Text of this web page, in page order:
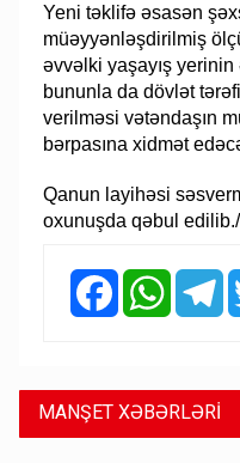
Yeni təklifə əsasən
müəyyənləşdirilmiş
əvvəlki yaşayış
bununla da dövlət
verilməsi vətəndaşın
bərpasına xidmət
Qanun layihəsi
oxunuşda qəbul
Facebook
MANŞET XƏBƏRLƏRİ